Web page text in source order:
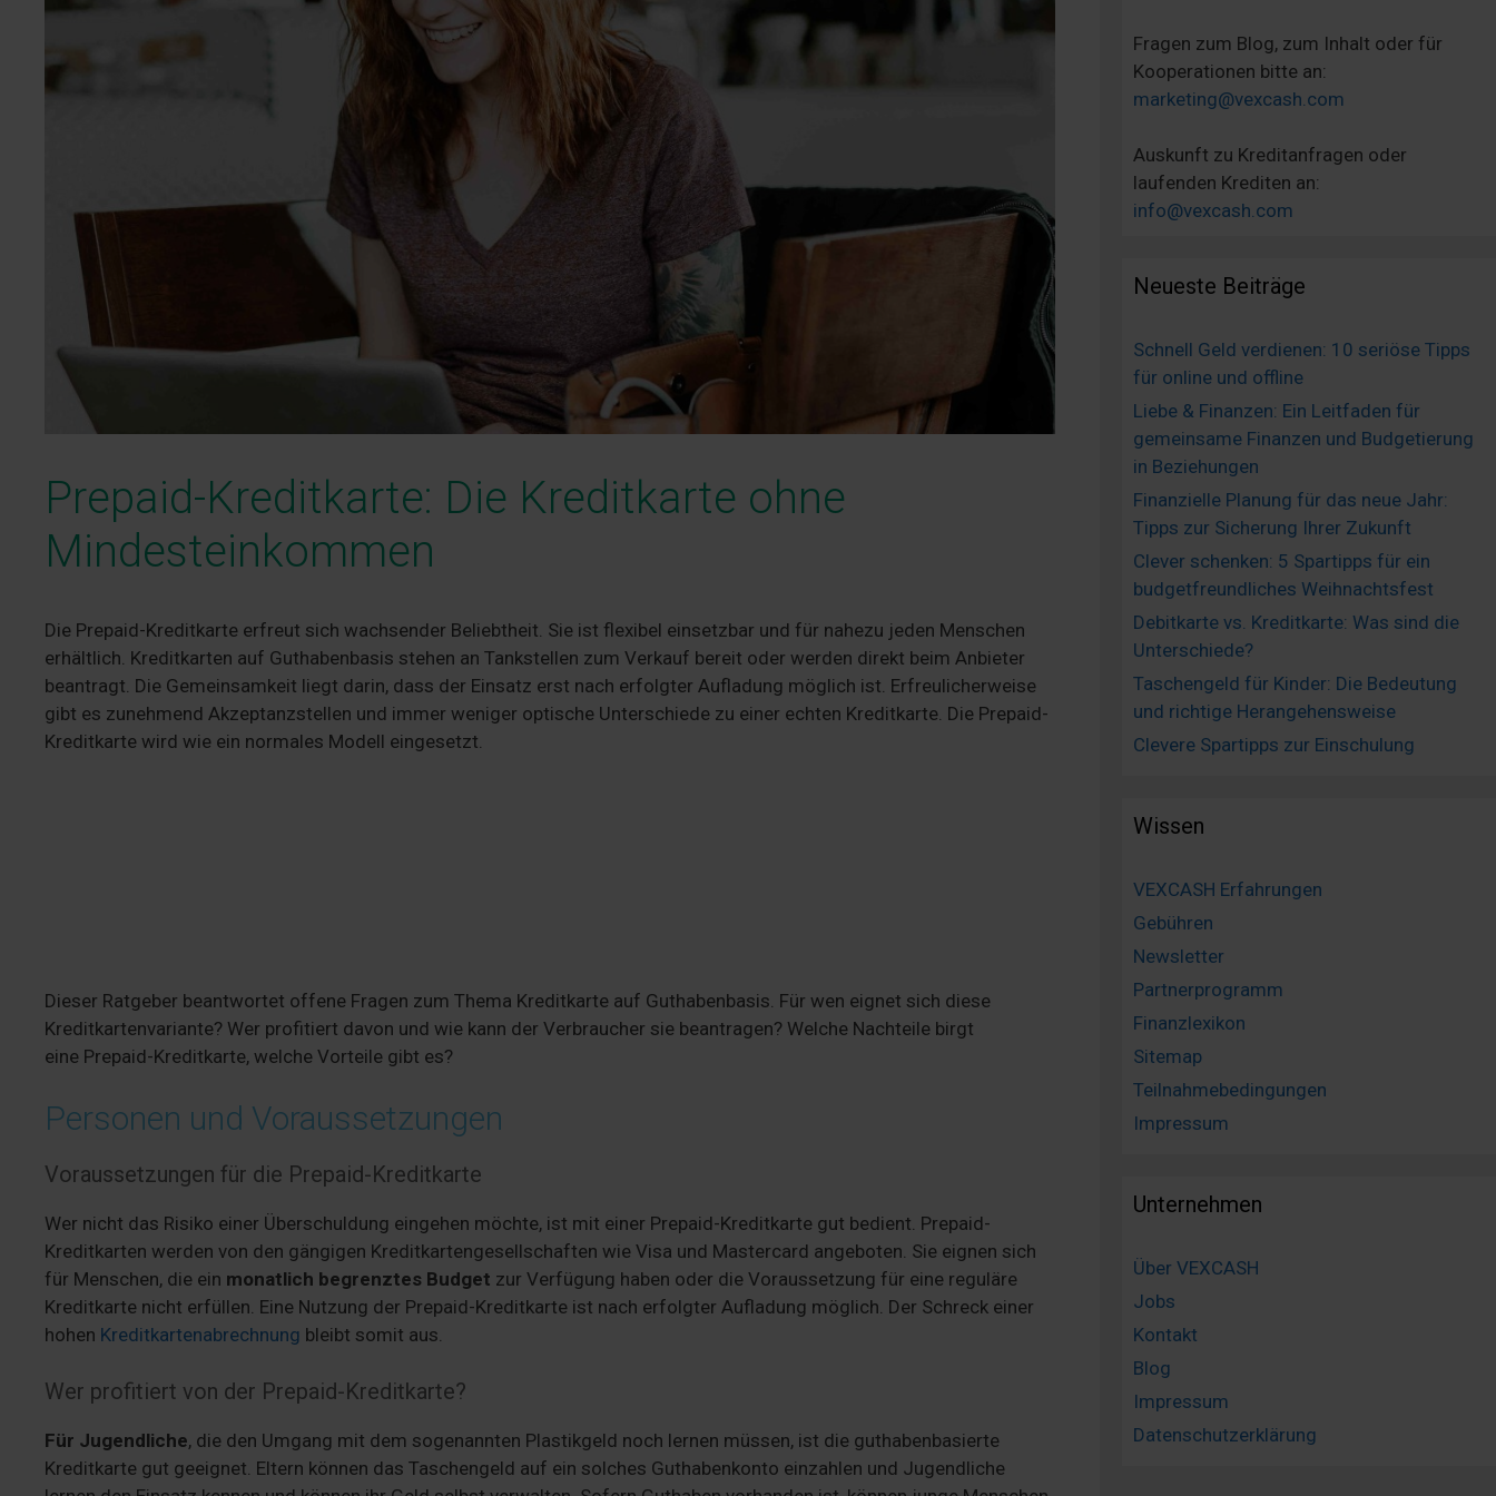
Prepaid-Kreditkarte: Die Kreditkarte ohne
Mindesteinkommen
Die Prepaid-Kreditkarte erfreut sich wachsender Beliebtheit. Sie ist flexibel einsetzbar und für nahezu jeden Menschen
erhältlich. Kreditkarten auf Guthabenbasis stehen an Tankstellen zum Verkauf bereit oder werden direkt beim Anbieter
beantragt. Die Gemeinsamkeit liegt darin, dass der Einsatz erst nach erfolgter Aufladung möglich ist. Erfreulicherweise
gibt es zunehmend Akzeptanzstellen und immer weniger optische Unterschiede zu einer echten Kreditkarte. Die Prepaid-
Kreditkarte wird wie ein normales Modell eingesetzt.
Dieser Ratgeber beantwortet offene Fragen zum Thema Kreditkarte auf Guthabenbasis. Für wen eignet sich diese
Kreditkartenvariante? Wer profitiert davon und wie kann der Verbraucher sie beantragen? Welche Nachteile birgt
eine Prepaid-Kreditkarte, welche Vorteile gibt es?
Personen und Voraussetzungen
Voraussetzungen für die Prepaid-Kreditkarte
Wer nicht das Risiko einer Überschuldung eingehen möchte, ist mit einer Prepaid-Kreditkarte gut bedient. Prepaid-
Kreditkarten werden von den gängigen Kreditkartengesellschaften wie Visa und Mastercard angeboten. Sie eignen sich
für Menschen, die ein monatlich begrenztes Budget zur Verfügung haben oder die Voraussetzung für eine reguläre
Kreditkarte nicht erfüllen. Eine Nutzung der Prepaid-Kreditkarte ist nach erfolgter Aufladung möglich. Der Schreck einer
hohen Kreditkartenabrechnung bleibt somit aus.
Wer profitiert von der Prepaid-Kreditkarte?
Für Jugendliche, die den Umgang mit dem sogenannten Plastikgeld noch lernen müssen, ist die guthabenbasierte
Kreditkarte gut geeignet. Eltern können das Taschengeld auf ein solches Guthabenkonto einzahlen und Jugendliche
Fragen zum Blog, zum Inhalt oder für
Kooperationen bitte an:
marketing@vexcash.com
Auskunft zu Kreditanfragen oder
laufenden Krediten an:
info@vexcash.com
Neueste Beiträge
Schnell Geld verdienen: 10 seriöse Tipps
für online und offline
Liebe & Finanzen: Ein Leitfaden für
gemeinsame Finanzen und Budgetierung
in Beziehungen
Finanzielle Planung für das neue Jahr:
Tipps zur Sicherung Ihrer Zukunft
Clever schenken: 5 Spartipps für ein
budgetfreundliches Weihnachtsfest
Debitkarte vs. Kreditkarte: Was sind die
Unterschiede?
Taschengeld für Kinder: Die Bedeutung
und richtige Herangehensweise
Clevere Spartipps zur Einschulung
Wissen
VEXCASH Erfahrungen
Gebühren
Newsletter
Partnerprogramm
Finanzlexikon
Sitemap
Teilnahmebedingungen
Impressum
Unternehmen
Über VEXCASH
Jobs
Kontakt
Blog
Impressum
Datenschutzerklärung